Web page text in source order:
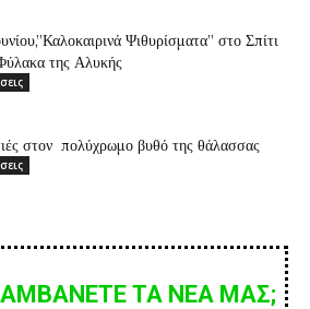
Ψιθυρίσματα” στο Σπίτι
της Αλυκής
στον πολύχρωμο βυθό της θάλασσας
ΤΑ ΝΕΑ ΜΑΣ;